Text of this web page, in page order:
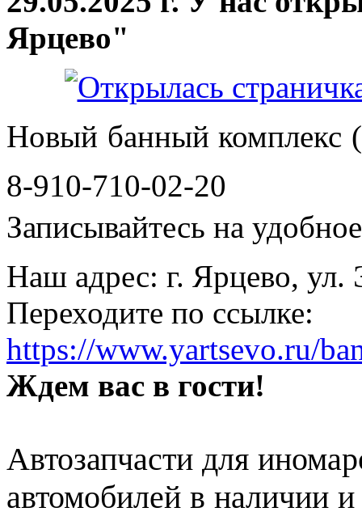
Ярцево"
Новый банный комплекс
8-910-710-02-20
Записывайтесь на
Наш адрес: г. Ярцево, ул.
Переходите по ссылке:
https://www.yartsevo.ru/
Ждем вас в гости!
Автозапчасти для
автомобилей в наличии и